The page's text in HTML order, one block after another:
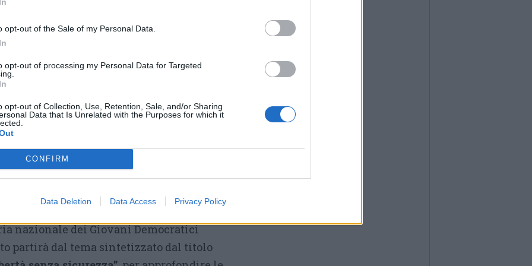
opt-out of the Sale of my Personal Data.
opt-out of processing my Personal Data for Targeted
opt-out of Collection, Use, Retention, Sale, and/or Sharing
Data that Is Unrelated with the Purposes for which it
CONFIRM
Data Deletion Data Access Privacy Policy
momento:il rapporto tra libertà
ci sarà la presentazione del
democratica”, pubblicato da
Bonini e Franco Gabrielli
della Polizia e coautore del libro, sarà
lui interverranno il senatore del Partito
nazionale dei Giovani Democratici
partirà dal tema sintetizzato dal titolo